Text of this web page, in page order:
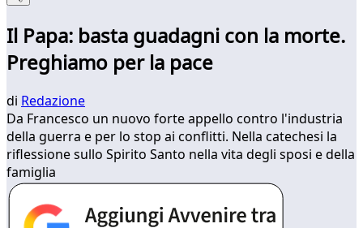
Il Papa: basta guadagni con la morte.
Preghiamo per la pace
di Redazione
Da Francesco un nuovo forte appello contro l'industria
della guerra e per lo stop ai conflitti. Nella catechesi la
riflessione sullo Spirito Santo nella vita degli sposi e della
famiglia